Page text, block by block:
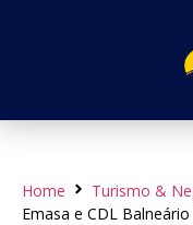
Home
Turismo &
Emasa e CDL